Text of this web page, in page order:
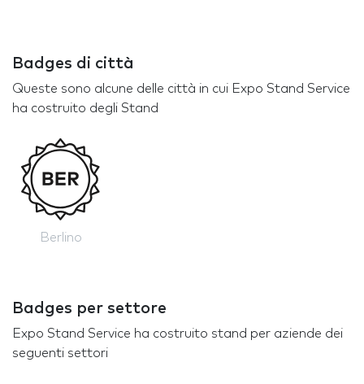
Badges di città
Queste sono alcune delle città in cui Expo Stand Service
ha costruito degli Stand
Berlino
Badges per settore
Expo Stand Service ha costruito stand per aziende dei
seguenti settori